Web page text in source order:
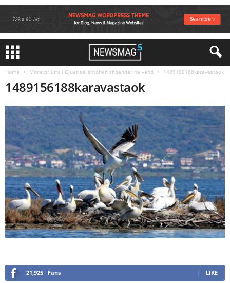
Home Moratoriumi i Gjuetise, shtohen shpendet ne vend 1489156188karavastaok
1489156188karavastaok
21,925 Fans LIKE